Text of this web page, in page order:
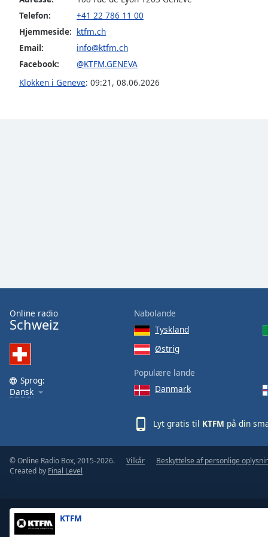
Audio
Track
Picture-
in-
Fullscreen
Text
Opacity
Area
Background
KTFM
Telefon:
+41 22 786 11 00
Hjemmeside: ktfm.ch
Email:
info@ktfm.ch
Facebook:
@KTFM.GENEVA
Klokken i Geneve: 09:21 , 08.06.2026
Online radio
Schweiz
Sprog:
Dansk
Nabolande
Tyskland
Østrig
Populære lande
Danmark
Lyt gratis til KTFM på din
© Online Radio Box, 2015-2026.
Created by Final Level
Vilkår Beskyttelse af personlige